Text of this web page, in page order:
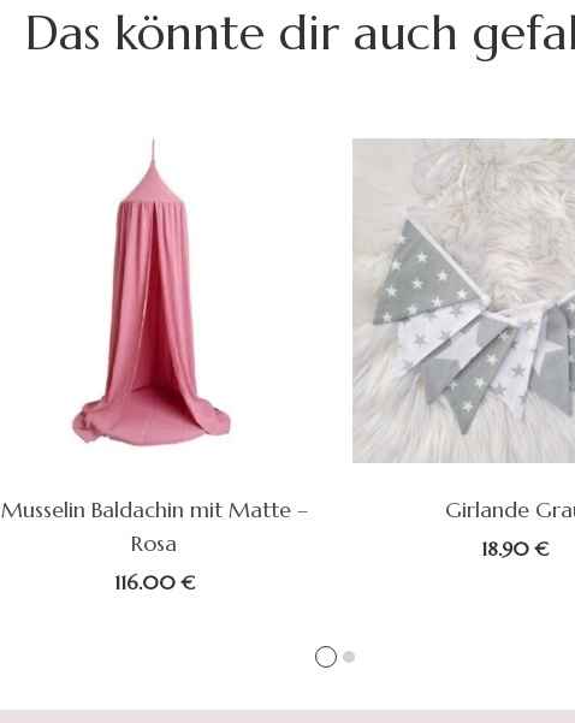
Das könnte dir auch
Musselin Baldachin mit Matte –
Rosa
116.00€
Girlande
18.90€